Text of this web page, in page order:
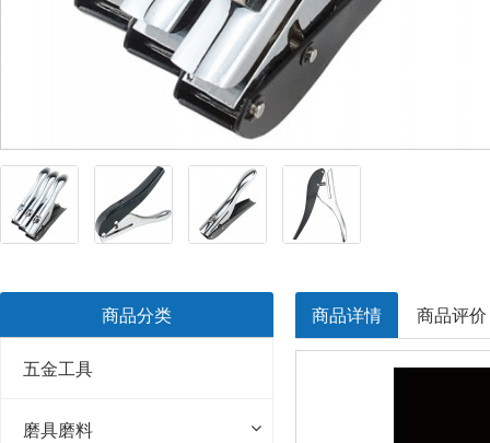
商品分类
五金工具
磨具磨料
商品详情 商品评价